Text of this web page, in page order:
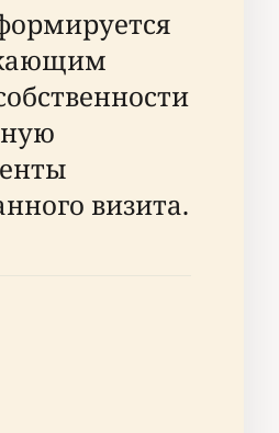
визита.